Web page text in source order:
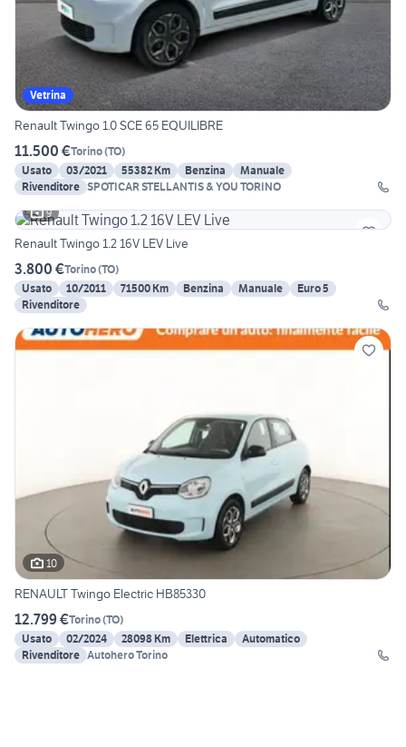
Vetrina
Renault Twingo 1.0 SCE 65 EQUILIBRE
11.500 €Torino(TO)
Usato
03/2021 55382 Km Benzina
Manuale
Rivenditore SPOTICAR STELLANTIS & YOU TORINO
9
Renault Twingo 1.2 16V LEV Live
3.800 €Torino(TO)
Usato
10/2011 71500 Km Benzina Manuale
Euro 5
Rivenditore
10
RENAULT Twingo Electric HB85330
12.799 €Torino(TO)
Usato
02/2024 28098 Km Elettrica
Automatico
Rivenditore Autohero Torino